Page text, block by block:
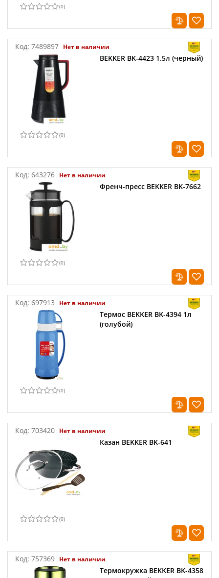
(0)
Код: 7489897 Нет в наличии
BEKKER BK-4423 1.5л (черный)
(0)
Код: 643276 Нет в наличии
Френч-пресс BEKKER BK-7662
(0)
Код: 697913 Нет в наличии
Термос BEKKER BK-4394 1л
(голубой)
(0)
Код: 703420 Нет в наличии
Казан BEKKER BK-641
(0)
Код: 757369 Нет в наличии
Термокружка BEKKER BK-4358